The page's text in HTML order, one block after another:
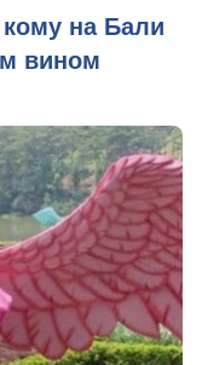
на Бали
вином